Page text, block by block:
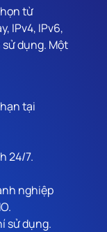
từ
IPv4, IPv6,
dụng. Một
tại
24/7.
nghiệp
sử dụng.